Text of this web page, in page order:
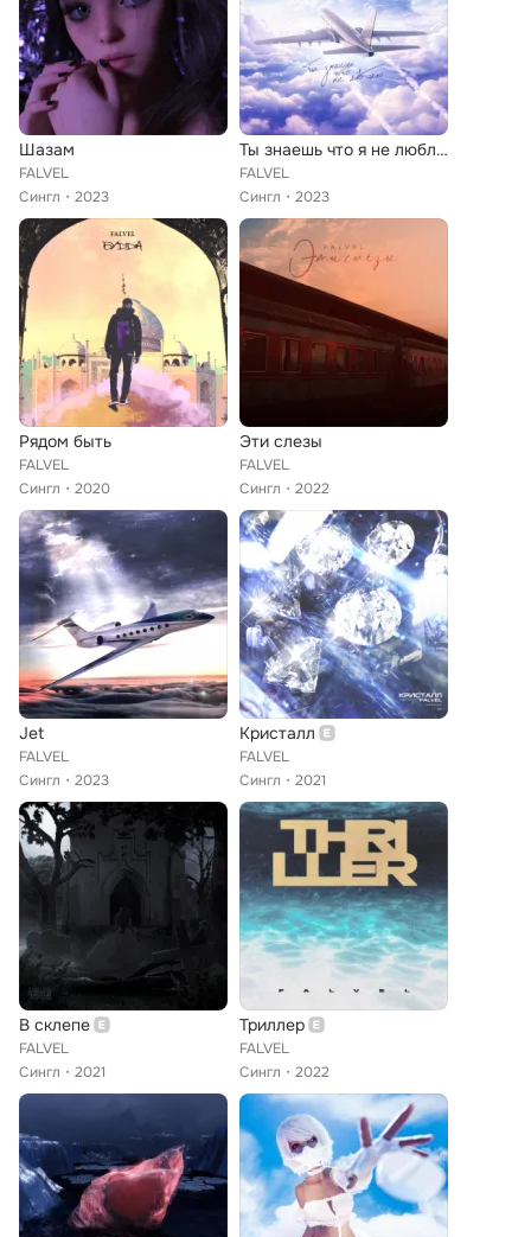
Шазам
FALVEL
Сингл
2023
Ты знаешь что я не люблю
FALVEL
Сингл
2023
Рядом быть
FALVEL
Сингл
2020
Эти слезы
FALVEL
Сингл
2022
Jet
FALVEL
Сингл
2023
Кристалл
FALVEL
Сингл
2021
В склепе
FALVEL
Сингл
2021
Триллер
FALVEL
Сингл
2022